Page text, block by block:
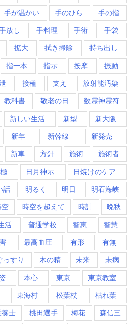
手が温かい 手のひら 手の指
放し 手料理 手術 手袋
拡大 拭き掃除 持ち出し
指一本 指示 按摩 振動
接種 支え 放射能汚染
教科書 敬老の日 数霊神霊符
新しい生活 新型 新大阪
新年 新幹線 新発売
新車 方針 施術 施術者
日月神示 日焼けのケア
話 明るく 明日 明石海峡
空 時空を超えて 時計 晩秋
活 普通学校 智恵 智慧
最高血圧 有形 有無
っすり 木の精 未来 未病
本心 東京 東京教室
東海村 松葉杖 枯れ葉
養士 桃田選手 梅花 森信三